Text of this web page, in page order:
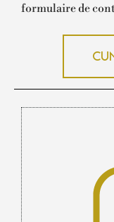
formulaire de